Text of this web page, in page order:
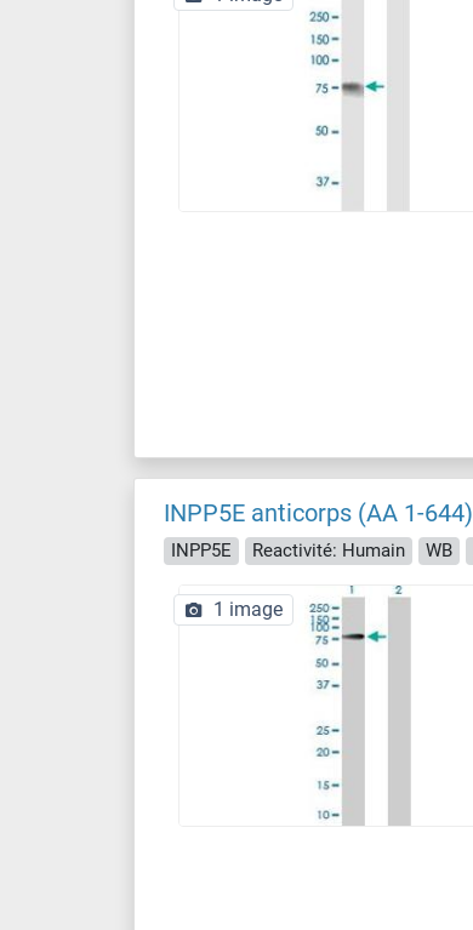
INPP5E anticorps (AA 1-644)
INPP5E Reactivité: Humain WB
1 image